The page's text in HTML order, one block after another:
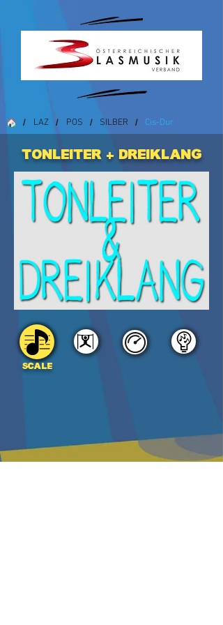
/ LAZ / POS / SILBER / Cis-Dur
Tonleiter + Dreiklang
SCALE